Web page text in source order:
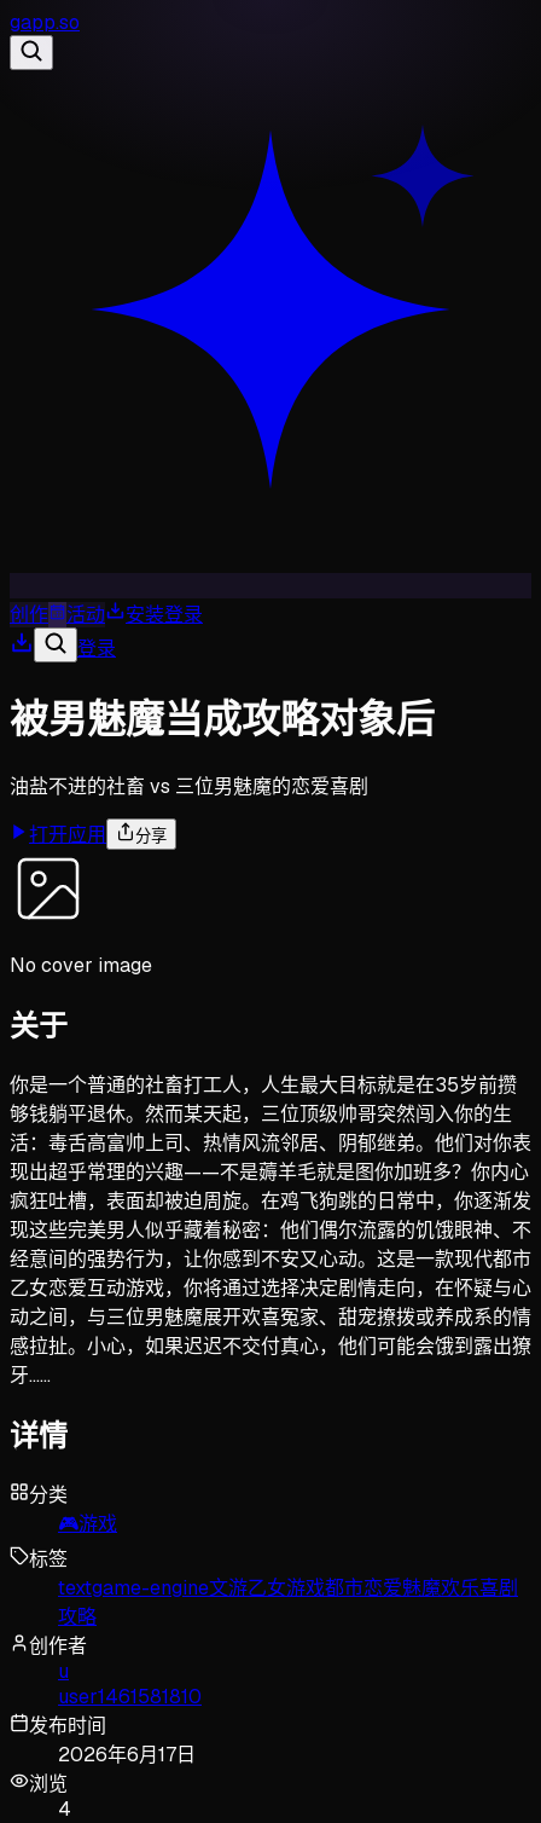
gapp.so
创作 活动 安装登录
登录
被男魅魔当成攻略对象后
油盐不进的社畜 vs 三位男魅魔的恋爱喜剧
打开应用
分享
No cover image
关于
你是一个普通的社畜打工人，人生最大目标就是在35岁前攒
够钱躺平退休。然而某天起，三位顶级帅哥突然闯入你的生
活：毒舌高富帅上司、热情风流邻居、阴郁继弟。他们对你表
现出超乎常理的兴趣——不是薅羊毛就是图你加班多？你内心
疯狂吐槽，表面却被迫周旋。在鸡飞狗跳的日常中，你逐渐发
现这些完美男人似乎藏着秘密：他们偶尔流露的饥饿眼神、不
经意间的强势行为，让你感到不安又心动。这是一款现代都市
乙女恋爱互动游戏，你将通过选择决定剧情走向，在怀疑与心
动之间，与三位男魅魔展开欢喜冤家、甜宠撩拨或养成系的情
感拉扯。小心，如果迟迟不交付真心，他们可能会饿到露出獠
牙……
详情
分类
🎮游戏
标签
textgame-engine文游乙女游戏都市恋爱魅魔欢乐喜剧
攻略
创作者
u
user1461581810
发布时间
2026年6月17日
浏览
4